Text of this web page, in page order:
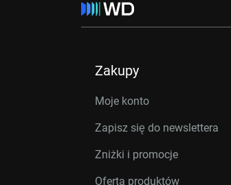
Zakupy
Moje konto
Zapisz się do newslettera
Zniżki i promocje
Oferta produktów